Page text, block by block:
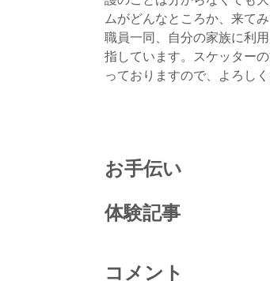
ムがどんなところか、来て
職員一同、自分の家族に利
指しています。スケッター
っておりますので、よろし
お手伝い
体験記事
コメント